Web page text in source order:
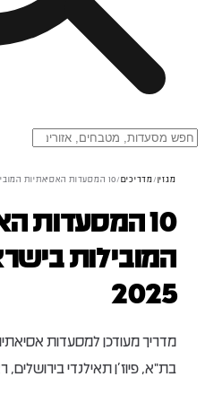
מגזין / מדריכים / 10 המסעדות האסיאתיות המובילות בישראל לשנת 2025
10 המסעדות
המובילות
2025
מדריך מעודכן למסעדות
בת״א, פיוז’ן תאילנדי